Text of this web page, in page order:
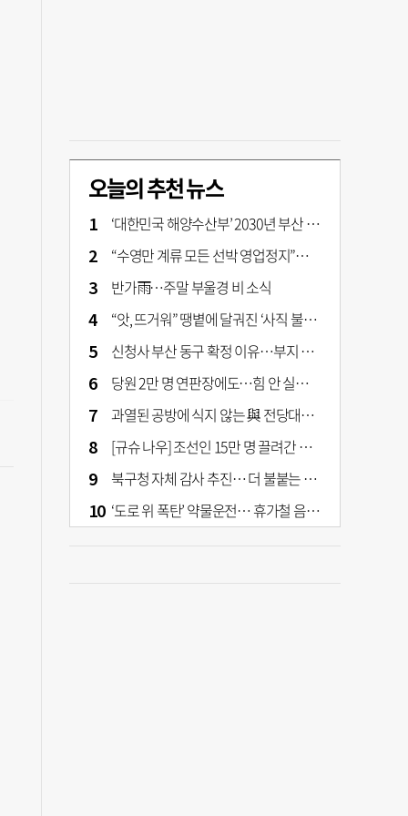
오늘의 추천 뉴스
‘대한민국 해양수산부’ 2030년 부산 북항시대 연다
“수영만 계류 모든 선박 영업정지”… 재개발 속도전
반가雨…주말 부울경 비 소식
“앗, 뜨거워” 땡볕에 달궈진 ‘사직 불가마’ 관중석 무려 70도
신청사 부산 동구 확정 이유…부지 용이성·접근성·집적 가능성이 운명 갈랐다 [해수부 북항 시대]
당원 2만 명 연판장에도…힘 안 실리는 ‘장동혁 사퇴’ 공세
과열된 공방에 식지 않는 與 전당대회… 호남·수도권 집중하는 후보들
[규슈 나우] 조선인 15만 명 끌려간 치쿠호 탄광… 대를 이은 진실 캐기
북구청 자체 감사 추진… 더 불붙는 북구 신청사 갈등
‘도로 위 폭탄’ 약물운전… 휴가철 음주와 병행 단속 [교통안전, 시민이 만든다]